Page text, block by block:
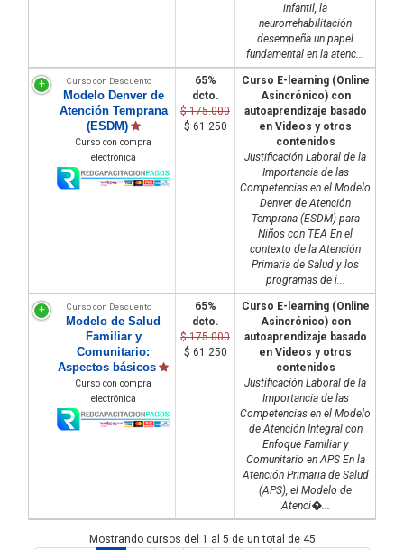
infantil, la
neurorrehabilitación
desempeña un papel
fundamental en la atenc...
Curso con Descuento
Modelo Denver de
Atención Temprana
(ESDM)
Curso con compra
electrónica
65%
dcto.
$ 175.000
$ 61.250
Curso E-learning (Online
Asincrónico) con
autoaprendizaje basado
en Videos y otros
contenidos
Justificación Laboral de la
Importancia de las
Competencias en el Modelo
Denver de Atención
Temprana (ESDM) para
Niños con TEA En el
contexto de la Atención
Primaria de Salud y los
programas de i...
Curso con Descuento
Modelo de Salud
Familiar y
Comunitario:
Aspectos básicos
Curso con compra
electrónica
65%
dcto.
$ 175.000
$ 61.250
Curso E-learning (Online
Asincrónico) con
autoaprendizaje basado
en Videos y otros
contenidos
Justificación Laboral de la
Importancia de las
Competencias en el Modelo
de Atención Integral con
Enfoque Familiar y
Comunitario en APS En la
Atención Primaria de Salud
(APS), el Modelo de
Atenci�...
Mostrando cursos del 1 al 5 de un total de 45